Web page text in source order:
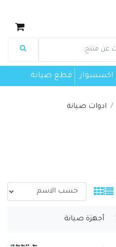
اكسسوار قطع صيانة
ادوات صيانة
أجهزة صيانة